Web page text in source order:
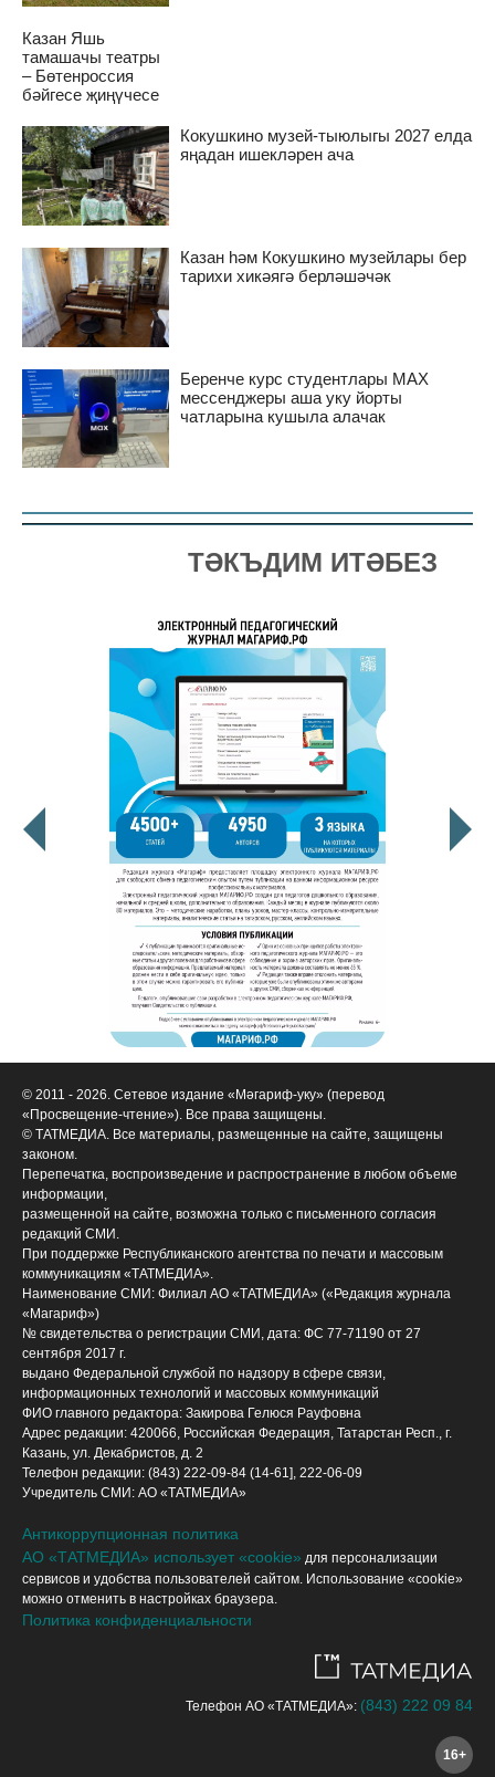
Казан Яшь
тамашачы театры
– Бөтенроссия
бәйгесе җиңүчесе
Кокушкино музей-тыюлыгы 2027 елда
яңадан ишекләрен ача
Казан һәм Кокушкино музейлары бер
тарихи хикәягә берләшәчәк
Беренче курс студентлары MAX
мессенджеры аша уку йорты
чатларына кушыла алачак
ТӘКЪДИМ ИТӘБЕЗ
© 2011 - 2026. Сетевое издание «Мәгариф-уку» (перевод
«Просвещение-чтение»). Все права защищены.
© ТАТМЕДИА. Все материалы, размещенные на сайте, защищены
законом.
Перепечатка, воспроизведение и распространение в любом объеме
информации,
размещенной на сайте, возможна только с письменного согласия
редакций СМИ.
При поддержке Республиканского агентства по печати и массовым
коммуникациям «ТАТМЕДИА».
Наименование СМИ: Филиал АО «ТАТМЕДИА» («Редакция журнала
«Магариф»)
№ свидетельства о регистрации СМИ, дата: ФС 77-71190 от 27
сентября 2017 г.
выдано Федеральной службой по надзору в сфере связи,
информационных технологий и массовых коммуникаций
ФИО главного редактора: Закирова Гелюся Рауфовна
Адрес редакции: 420066, Российская Федерация, Татарстан Респ., г.
Казань, ул. Декабристов, д. 2
Телефон редакции: (843) 222-09-84 (14-61], 222-06-09
Учредитель СМИ: АО «ТАТМЕДИА»
Антикоррупционная политика
АО «ТАТМЕДИА» использует «cookie» для персонализации
сервисов и удобства пользователей сайтом. Использование «cookie»
можно отменить в настройках браузера.
Политика конфиденциальности
Телефон АО «ТАТМЕДИА»: (843) 222 09 84
16+